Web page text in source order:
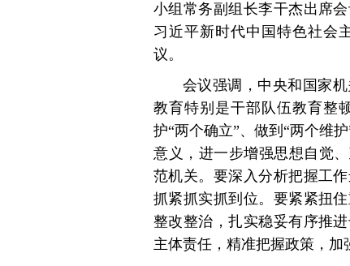
小组常务副组长李干杰出席
习近平新时代中国特色社会
议。
会议强调，中央和国家
教育特别是干部队伍教育整
护“两个确立”、做到“两个维
意义，进一步增强思想自觉
范机关。要深入分析把握工
抓紧抓实抓到位。要紧紧扭
整改整治，扎实稳妥有序推
主体责任，精准把握政策，加